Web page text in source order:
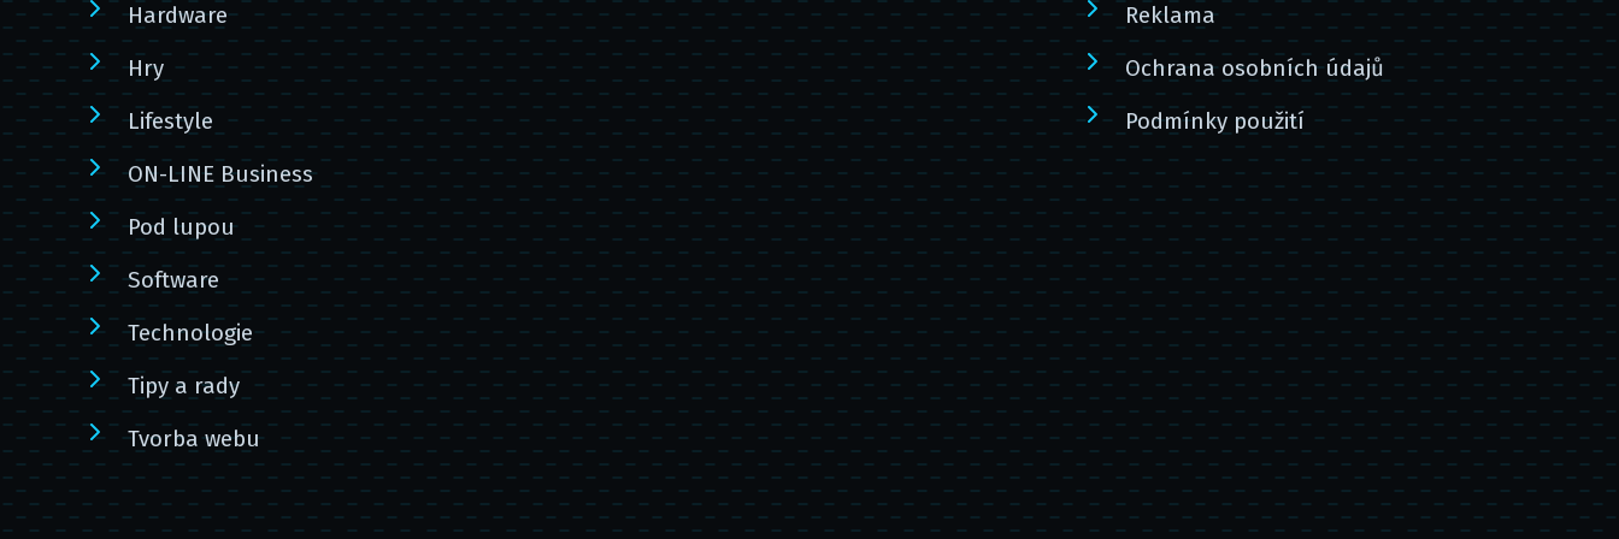
Hardware
Hry
Lifestyle
ON-LINE Business
Pod lupou
Software
Technologie
Tipy a rady
Tvorba webu
Reklama
Ochrana osobních údajů
Podmínky použití